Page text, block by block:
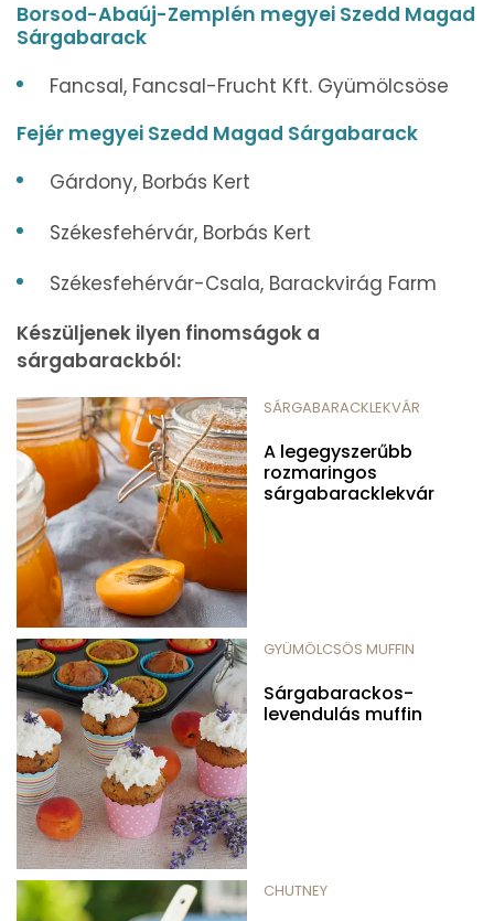
Borsod-Abaúj-Zemplén megyei Szedd Magad
Sárgabarack
Fancsal, Fancsal-Frucht Kft. Gyümölcsöse
Fejér megyei Szedd Magad Sárgabarack
Gárdony, Borbás Kert
Székesfehérvár, Borbás Kert
Székesfehérvár-Csala, Barackvirág Farm
Készüljenek ilyen finomságok a
sárgabarackból:
SÁRGABARACKLEKVÁR
A legegyszerűbb
rozmaringos
sárgabaracklekvár
GYÜMÖLCSÖS MUFFIN
Sárgabarackos-
levendulás muffin
CHUTNEY